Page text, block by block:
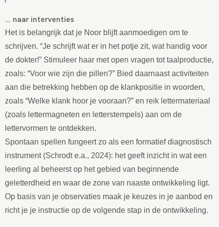
… naar interventies
Het is belangrijk dat je Noor blijft aanmoedigen om te
schrijven. “Je schrijft wat er in het potje zit, wat handig voor
de dokter!” Stimuleer haar met open vragen tot taalproductie,
zoals: “Voor wie zijn die pillen?” Bied daarnaast activiteiten
aan die betrekking hebben op de klankpositie in woorden,
zoals “Welke klank hoor je vooraan?” en reik lettermateriaal
(zoals lettermagneten en letterstempels) aan om de
lettervormen te ontdekken.
Spontaan spellen fungeert zo als een formatief diagnostisch
instrument (Schrodt e.a., 2024): het geeft inzicht in wat een
leerling al beheerst op het gebied van beginnende
geletterdheid en waar de zone van naaste ontwikkeling ligt.
Op basis van je observaties maak je keuzes in je aanbod en
richt je je instructie op de volgende stap in de ontwikkeling.